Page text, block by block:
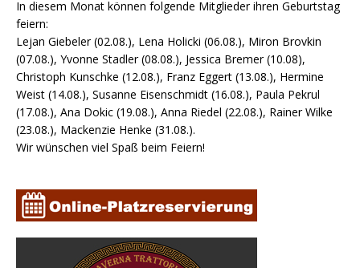
In diesem Monat können folgende Mitglieder ihren Geburtstag
feiern:
Lejan Giebeler (02.08.), Lena Holicki (06.08.), Miron Brovkin
(07.08.), Yvonne Stadler (08.08.), Jessica Bremer (10.08),
Christoph Kunschke (12.08.), Franz Eggert (13.08.), Hermine
Weist (14.08.), Susanne Eisenschmidt (16.08.), Paula Pekrul
(17.08.), Ana Dokic (19.08.), Anna Riedel (22.08.), Rainer Wilke
(23.08.), Mackenzie Henke (31.08.).
Wir wünschen viel Spaß beim Feiern!